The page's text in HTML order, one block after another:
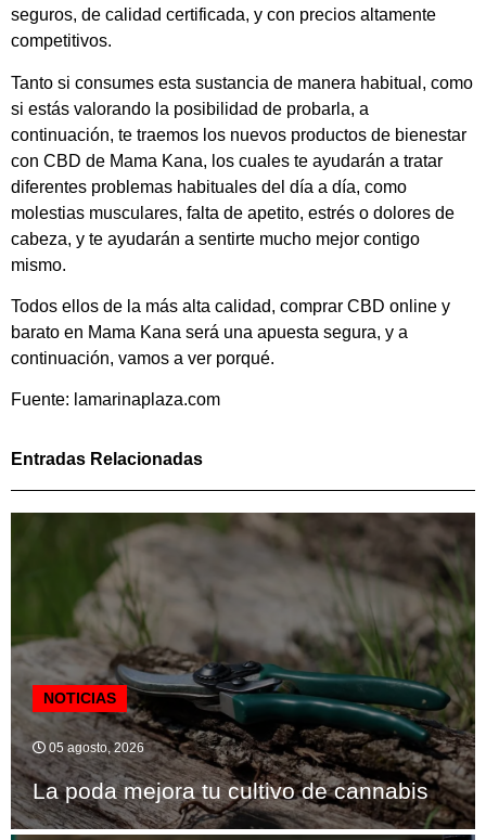
seguros, de calidad certificada, y con precios altamente
competitivos.
Tanto si consumes esta sustancia de manera habitual, como
si estás valorando la posibilidad de probarla, a
continuación, te traemos los nuevos productos de bienestar
con CBD de Mama Kana, los cuales te ayudarán a tratar
diferentes problemas habituales del día a día, como
molestias musculares, falta de apetito, estrés o dolores de
cabeza, y te ayudarán a sentirte mucho mejor contigo
mismo.
Todos ellos de la más alta calidad, comprar CBD online y
barato en Mama Kana será una apuesta segura, y a
continuación, vamos a ver porqué.
Fuente: lamarinaplaza.com
Entradas Relacionadas
NOTICIAS
05 agosto, 2026
La poda mejora tu cultivo de cannabis